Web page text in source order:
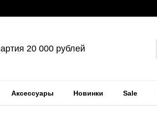
20 000 рублей
Аксессуары Новинки Sale